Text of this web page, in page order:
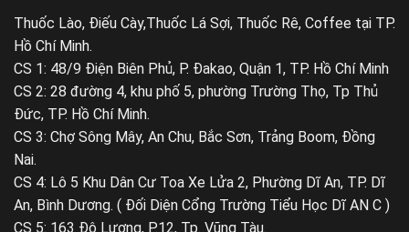
Thuốc Lào, Điếu Cày,Thuốc Lá Sợi, Thuốc Rê, Coffee tại TP.
Hồ Chí Minh.
CS 1: 48/9 Điện Biên Phủ, P. Đakao, Quận 1, TP. Hồ Chí Minh
CS 2: 28 đường 4, khu phố 5, phường Trường Thọ, Tp Thủ
Đức, TP. Hồ Chí Minh.
CS 3: Chợ Sông Mây, An Chu, Bắc Sơn, Trảng Boom, Đồng
Nai.
CS 4: Lô 5 Khu Dân Cư Toa Xe Lửa 2, Phường Dĩ An, TP. Dĩ
An, Bình Dương. ( Đối Diện Cổng Trường Tiểu Học Dĩ AN C )
CS 5: 163 Đô Lương, P.12, Tp. Vũng Tàu.